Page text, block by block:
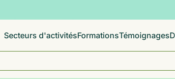
Secteurs d'activitésFormationsTémoignages